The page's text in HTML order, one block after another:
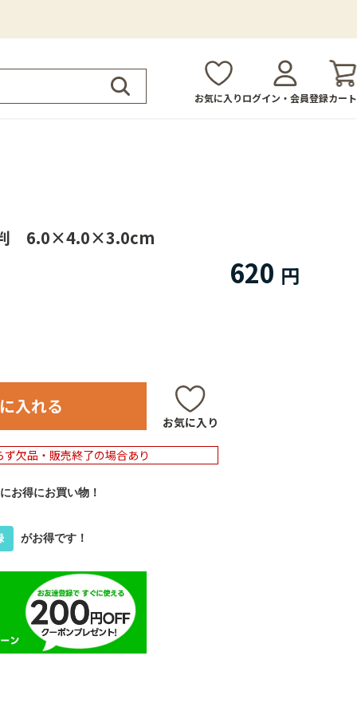
お気に入りログイン・会員登録カート
判 6.0×4.0×3.0cm
620
入れる
お気に入り
欠品・販売終了の場合あり
お得にお買い物！
がお得です！